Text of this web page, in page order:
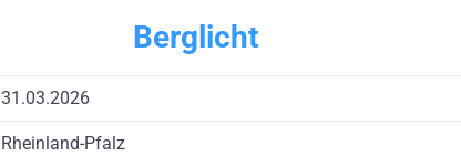
Berglicht
31.03.2026
Rheinland-Pfalz